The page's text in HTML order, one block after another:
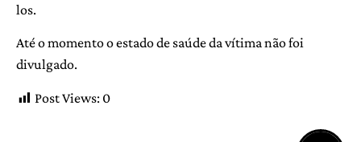
los.
Até o momento o estado de saúde da vítima não foi
divulgado.
Post Views: 0